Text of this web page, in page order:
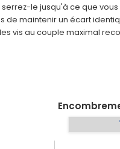
le jusqu'à ce que
de maintenir un écart
vis au couple maximal